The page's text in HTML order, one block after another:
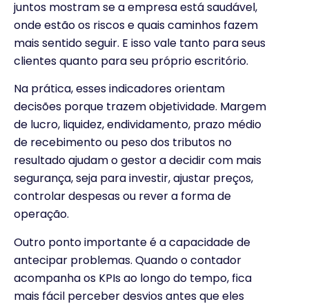
juntos mostram se a empresa está saudável,
onde estão os riscos e quais caminhos fazem
mais sentido seguir. E isso vale tanto para seus
clientes quanto para seu próprio escritório.
Na prática, esses indicadores orientam
decisões porque trazem objetividade. Margem
de lucro, liquidez, endividamento, prazo médio
de recebimento ou peso dos tributos no
resultado ajudam o gestor a decidir com mais
segurança, seja para investir, ajustar preços,
controlar despesas ou rever a forma de
operação.
Outro ponto importante é a capacidade de
antecipar problemas. Quando o contador
acompanha os KPIs ao longo do tempo, fica
mais fácil perceber desvios antes que eles